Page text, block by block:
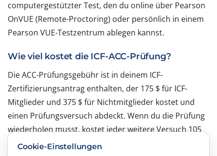
computergestützter Test, den du online über Pearson
OnVUE (Remote-Proctoring) oder persönlich in einem
Pearson VUE-Testzentrum ablegen kannst.
Wie viel kostet die ICF-ACC-Prüfung?
Die ACC-Prüfungsgebühr ist in deinem ICF-
Zertifizierungsantrag enthalten, der 175 $ für ICF-
Mitglieder und 375 $ für Nichtmitglieder kostet und
einen Prüfungsversuch abdeckt. Wenn du die Prüfung
wiederholen musst, kostet jeder weitere Versuch 105
Cookie-Einstellungen